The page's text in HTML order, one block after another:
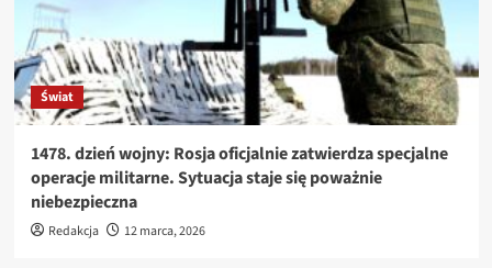
Świat
1478. dzień wojny: Rosja oficjalnie zatwierdza specjalne
operacje militarne. Sytuacja staje się poważnie
niebezpieczna
Redakcja 12 marca, 2026